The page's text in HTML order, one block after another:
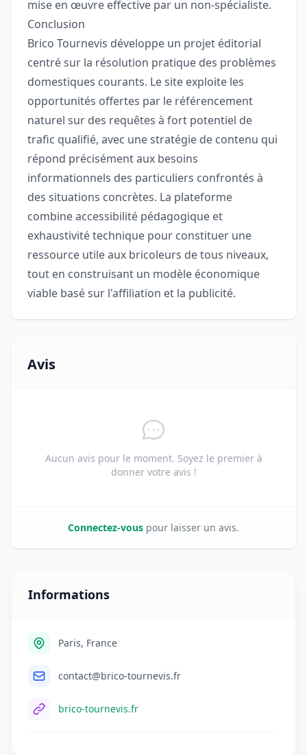
mise en œuvre effective par un non-spécialiste.
Conclusion
Brico Tournevis développe un projet éditorial
centré sur la résolution pratique des problèmes
domestiques courants. Le site exploite les
opportunités offertes par le référencement
naturel sur des requêtes à fort potentiel de
trafic qualifié, avec une stratégie de contenu qui
répond précisément aux besoins
informationnels des particuliers confrontés à
des situations concrètes. La plateforme
combine accessibilité pédagogique et
exhaustivité technique pour constituer une
ressource utile aux bricoleurs de tous niveaux,
tout en construisant un modèle économique
viable basé sur l'affiliation et la publicité.
Avis
Aucun avis pour le moment. Soyez le premier à
donner votre avis !
Connectez-vous pour laisser un avis.
Informations
Paris, France
contact@brico-tournevis.fr
brico-tournevis.fr